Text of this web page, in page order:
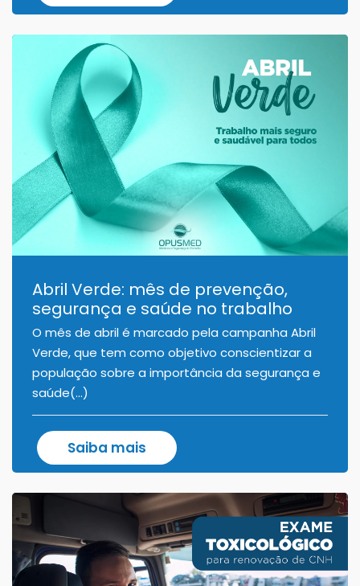
Abril Verde: mês de prevenção,
segurança e saúde no trabalho
O mês de abril é marcado pela campanha Abril
Verde, que tem como objetivo conscientizar a
população sobre a importância da segurança e
saúde(...)
Saiba mais